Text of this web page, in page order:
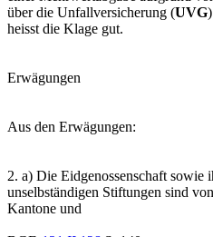
über die Unfallversicherung (UVG
heisst die Klage gut.
Erwägungen
Aus den Erwägungen:
2. a) Die Eidgenossenschaft sowie
unselbständigen Stiftungen sind
Kantone und